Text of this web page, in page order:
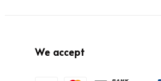
We accept